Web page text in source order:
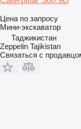
Цена по запросу
Мини-экскаватор
Таджикистан
Zeppelin Tajikistan
Связаться с